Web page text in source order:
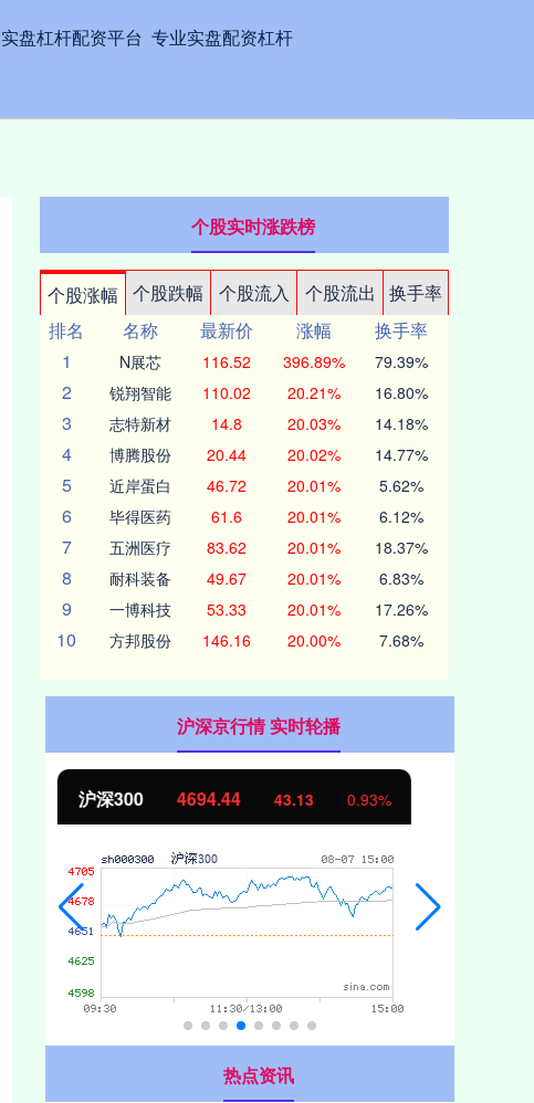
实盘杠杆配资平台 专业实盘配资杠杆
个股实时涨跌榜
个股涨幅 个股跌幅 个股流入 个股流出
换手率
排名
名称 最新价 涨幅
换手率
1
N展芯 116.52 396.89% 79.39%
2 锐翔智能 110.02 20.21% 16.80%
3 志特新材 14.8 20.03% 14.18%
4 博腾股份 20.44 20.02% 14.77%
5 近岸蛋白 46.72 20.01% 5.62%
6 毕得医药 61.6 20.01% 6.12%
7 五洲医疗 83.62 20.01% 18.37%
8 耐科装备 49.67 20.01% 6.83%
9 一博科技 53.33 20.01% 17.26%
10 方邦股份 146.16 20.00% 7.68%
沪深京行情 实时轮播
北证50 1134.24 11.37 1.01%
热点资讯